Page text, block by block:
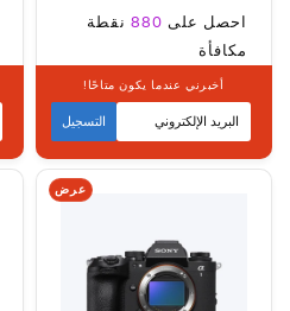
العادي
البيع
سعر
البيع
احصل على 880 نقطة
مكافأة
متوفر قريبا
أخبرني عندما يكون متاحًا!
التسجيل
عرض